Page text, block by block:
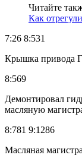
Читайте
Как
7:26 8:531
Крышка привода
8:569
Демонтировал
масляную
8:781 9:1286
Масляная